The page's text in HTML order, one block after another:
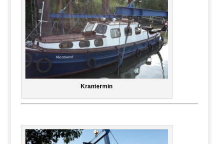
Krantermin